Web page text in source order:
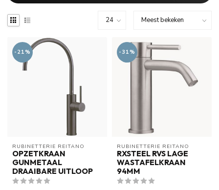
-21%
RUBINETTERIE REITANO
OPZETKRAAN
GUNMETAAL
DRAAIBARE UITLOOP
-31%
RUBINETTERIE REITANO
RXSTEEL RVS LAGE
WASTAFELKRAAN
94MM